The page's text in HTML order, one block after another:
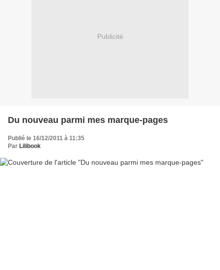
Publicité
Du nouveau parmi mes marque-pages
Publié le 16/12/2011 à 11:35
Par Lilibook